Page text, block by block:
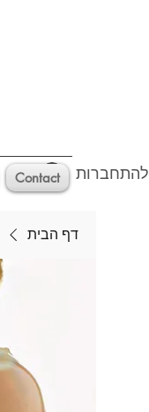
להתחברות Contact
דף הבית